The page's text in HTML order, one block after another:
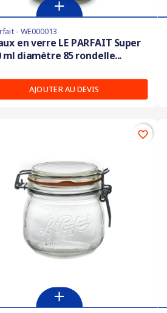
- WE000013
en verre LE PARFAIT Super
ml diamètre 85 rondelle...
AJOUTER AU DEVIS
favorite_border